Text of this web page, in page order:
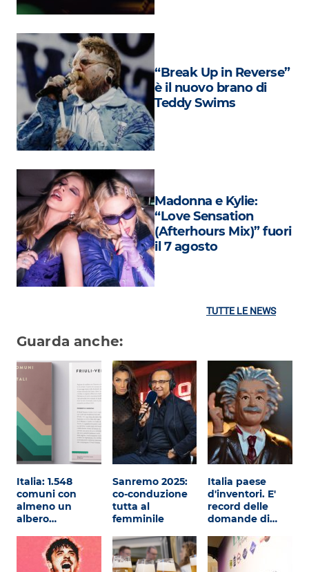
Extra
Eventi
“Break Up in Reverse”
è il nuovo brano di
Teddy Swims
Madonna e Kylie:
“Love Sensation
(Afterhours Mix)” fuori
il 7 agosto
TUTTE LE NEWS
Guarda anche:
Italia: 1.548
comuni con
almeno un
albero…
Sanremo 2025:
co-conduzione
tutta al
femminile
Italia paese
d'inventori. E'
record delle
domande di…